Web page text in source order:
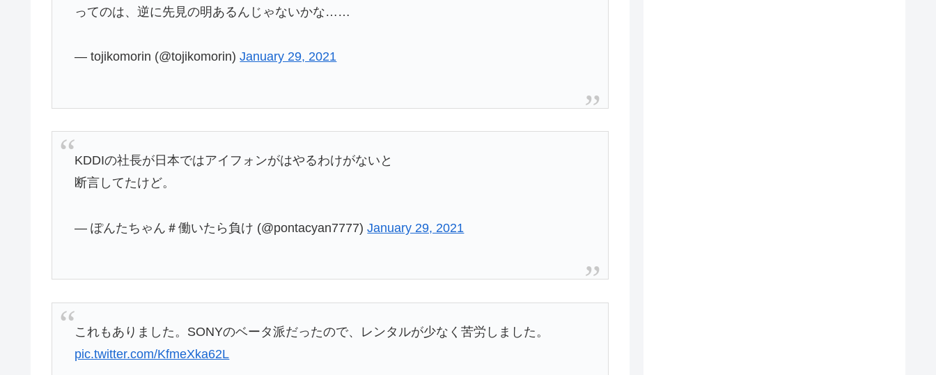
ってのは、逆に先見の明あるんじゃないかな……
— tojikomorin (@tojikomorin)January 29, 2021
KDDIの社長が日本ではアイフォンがはやるわけがないと
断言してたけど。
— ぽんたちゃん＃働いたら負け (@pontacyan7777)January 29, 2021
これもありました。SONYのベータ派だったので、レンタルが少なく苦労しました。
pic.twitter.com/KfmeXka62L